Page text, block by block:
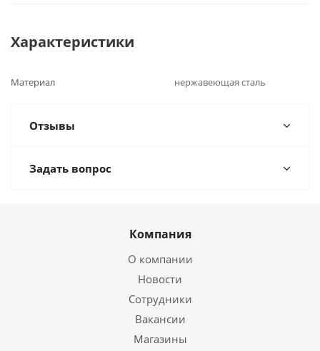
Характеристики
Материал нержавеющая сталь
Отзывы
Задать вопрос
Компания
О компании
Новости
Сотрудники
Вакансии
Магазины